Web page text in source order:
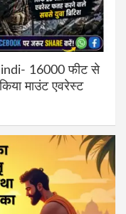
16000 फीट से
माउंट एवरेस्ट